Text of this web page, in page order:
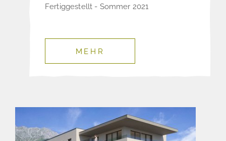
Fertiggestellt - Sommer 2021
MEHR